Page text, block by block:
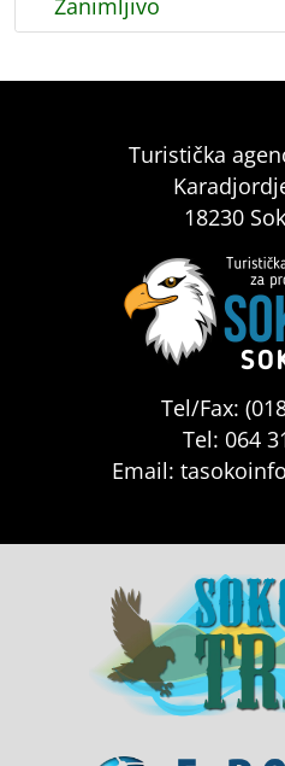
Turistička
18230
Tel/Fax:
Tel: 064
Email: